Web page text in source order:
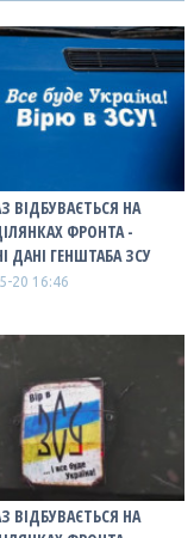
ВІДБУВАЄТЬСЯ НА
ФРОНТА -
ДАНІ ГЕНШТАБА ЗСУ
20 16:46
ВІДБУВАЄТЬСЯ НА